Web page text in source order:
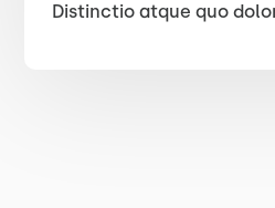
Distinctio atque quo